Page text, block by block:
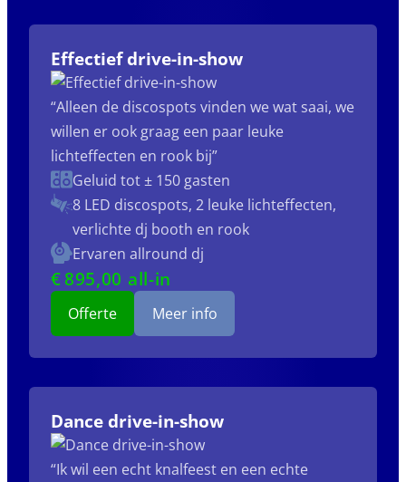
Effectief drive-in-show
“Alleen de discospots vinden we wat saai, we
willen er ook graag een paar leuke
lichteffecten en rook bij”
Geluid tot ± 150 gasten
8 LED discospots, 2 leuke lichteffecten,
verlichte dj booth en rook
Ervaren allround dj
€895,00 all-in
Offerte Meer info
Dance drive-in-show
“Ik wil een echt knalfeest en een echte